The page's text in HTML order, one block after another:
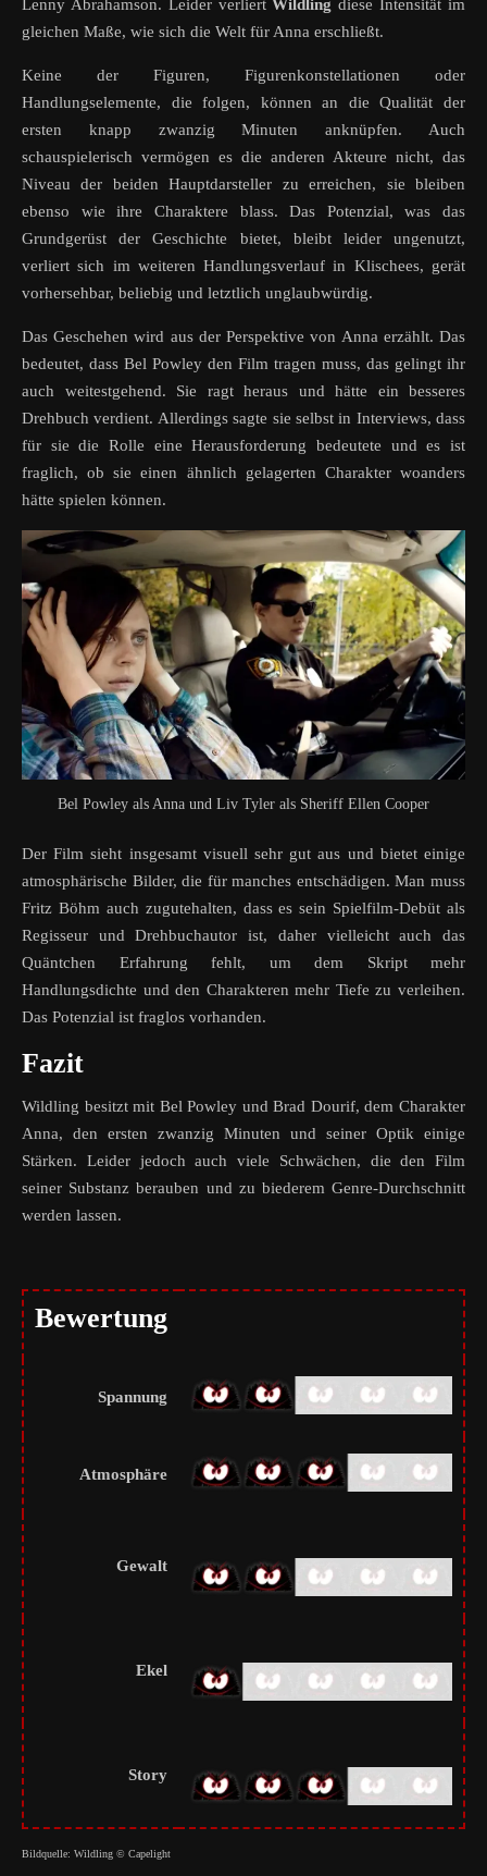
Lenny Abrahamson. Leider verliert Wildling diese Intensität im
gleichen Maße, wie sich die Welt für Anna erschließt.
Keine der Figuren, Figurenkonstellationen oder
Handlungselemente, die folgen, können an die Qualität der
ersten knapp zwanzig Minuten anknüpfen. Auch
schauspielerisch vermögen es die anderen Akteure nicht, das
Niveau der beiden Hauptdarsteller zu erreichen, sie bleiben
ebenso wie ihre Charaktere blass. Das Potenzial, was das
Grundgerüst der Geschichte bietet, bleibt leider ungenutzt,
verliert sich im weiteren Handlungsverlauf in Klischees, gerät
vorhersehbar, beliebig und letztlich unglaubwürdig.
Das Geschehen wird aus der Perspektive von Anna erzählt. Das
bedeutet, dass Bel Powley den Film tragen muss, das gelingt ihr
auch weitestgehend. Sie ragt heraus und hätte ein besseres
Drehbuch verdient. Allerdings sagte sie selbst in Interviews, dass
für sie die Rolle eine Herausforderung bedeutete und es ist
fraglich, ob sie einen ähnlich gelagerten Charakter woanders
hätte spielen können.
Bel Powley als Anna und Liv Tyler als Sheriff Ellen Cooper
Der Film sieht insgesamt visuell sehr gut aus und bietet einige
atmosphärische Bilder, die für manches entschädigen. Man muss
Fritz Böhm auch zugutehalten, dass es sein Spielfilm-Debüt als
Regisseur und Drehbuchautor ist, daher vielleicht auch das
Quäntchen Erfahrung fehlt, um dem Skript mehr
Handlungsdichte und den Charakteren mehr Tiefe zu verleihen.
Das Potenzial ist fraglos vorhanden.
Fazit
Wildling besitzt mit Bel Powley und Brad Dourif, dem Charakter
Anna, den ersten zwanzig Minuten und seiner Optik einige
Stärken. Leider jedoch auch viele Schwächen, die den Film
seiner Substanz berauben und zu biederem Genre-Durchschnitt
werden lassen.
Bewertung
Spannung
Atmosphäre
Gewalt
Ekel
Story
Bildquelle: Wildling © Capelight